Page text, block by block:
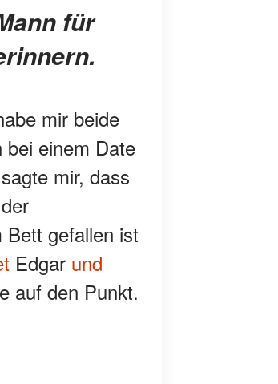
mir beide
einem Date
mir, dass
gefallen ist
Edgar und
auf den Punkt.